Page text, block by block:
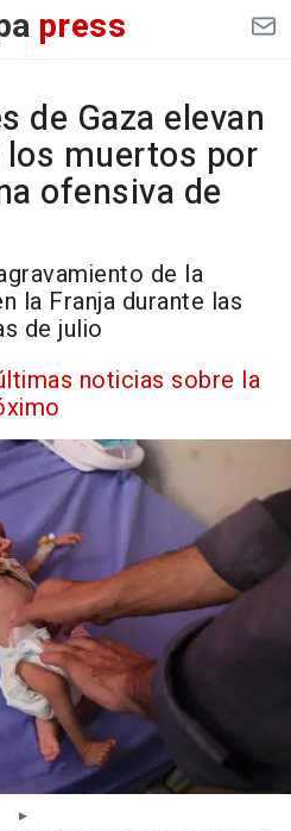
press
de Gaza elevan
los muertos por
ofensiva de
de la
la Franja durante las
de julio
noticias sobre la